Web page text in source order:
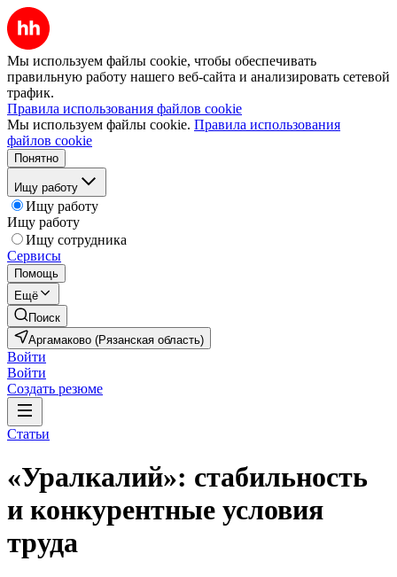
Мы используем файлы cookie, чтобы обеспечивать
правильную работу нашего веб-сайта и анализировать сетевой
трафик.
Правила использования файлов cookie
Мы используем файлы cookie. Правила использования
файлов cookie
Понятно
Ищу работу
Ищу работу
Ищу работу
Ищу сотрудника
Сервисы
Помощь
Ещё
Поиск
Аргамаково (Рязанская область)
Войти
Войти
Создать резюме
Статьи
«Уралкалий»: стабильность
и конкурентные условия
труда